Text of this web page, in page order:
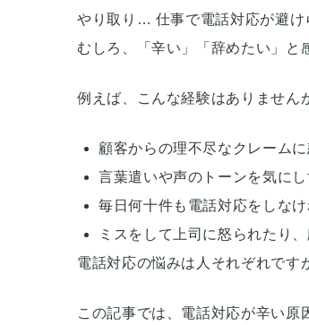
やり取り… 仕事で電話対応が避け
むしろ、「辛い」「辞めたい」と
例えば、こんな経験はありません
顧客からの理不尽なクレーム
言葉遣いや声のトーンを気に
毎日何十件も電話対応をしな
ミスをして上司に怒られたり
電話対応の悩みは人それぞれです
この記事では、電話対応が辛い